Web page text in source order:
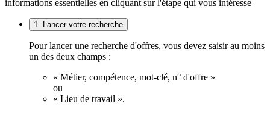
informations essentielles en cliquant sur l'étape qui vous intéresse
1. Lancer votre recherche
Pour lancer une recherche d'offres, vous devez saisir au moins
un des deux champs :
« Métier, compétence, mot-clé, n° d'offre »
ou
« Lieu de travail ».